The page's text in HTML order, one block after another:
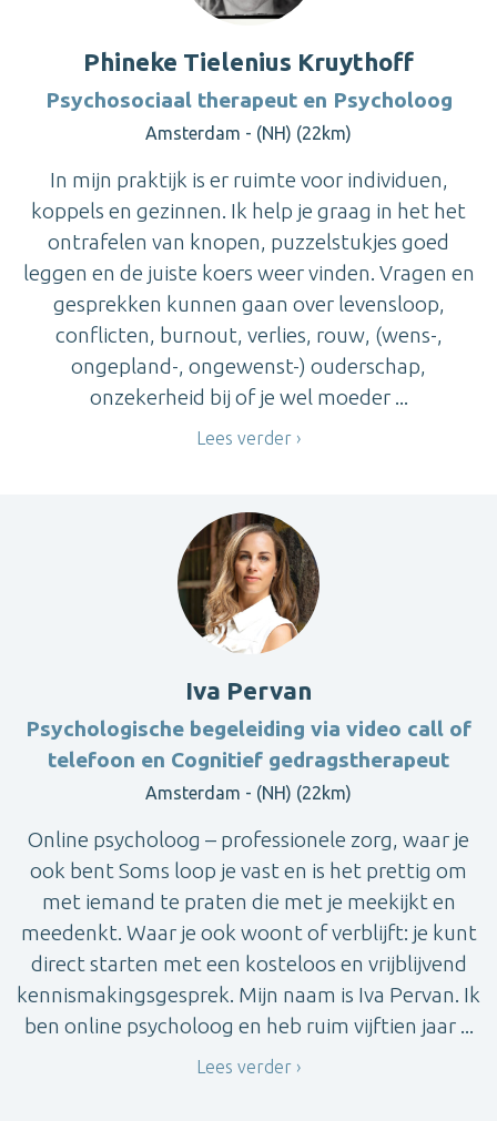
Phineke Tielenius Kruythoff
Psychosociaal therapeut en Psycholoog
Amsterdam - (NH) (22km)
In mijn praktijk is er ruimte voor individuen,
koppels en gezinnen. Ik help je graag in het het
ontrafelen van knopen, puzzelstukjes goed
leggen en de juiste koers weer vinden. Vragen en
gesprekken kunnen gaan over levensloop,
conflicten, burnout, verlies, rouw, (wens-,
ongepland-, ongewenst-) ouderschap,
onzekerheid bij of je wel moeder ...
Lees verder
Iva Pervan
Psychologische begeleiding via video call of
telefoon en Cognitief gedragstherapeut
Amsterdam - (NH) (22km)
Online psycholoog – professionele zorg, waar je
ook bent Soms loop je vast en is het prettig om
met iemand te praten die met je meekijkt en
meedenkt. Waar je ook woont of verblijft: je kunt
direct starten met een kosteloos en vrijblijvend
kennismakingsgesprek. Mijn naam is Iva Pervan. Ik
ben online psycholoog en heb ruim vijftien jaar ...
Lees verder